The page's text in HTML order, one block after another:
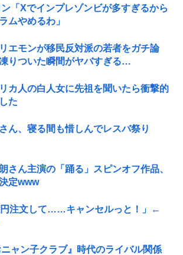
ン「Xでインプレゾンビが多すぎるから
ムやめるわ」
エモンが移民反対派の若者をガチ論
りついた瞬間がヤバすぎる…
カ人の白人女に先祖を聞いたら衝撃的
た
ん、寝る間も惜しんでレスバ祭り
さん主演の「踊る」スピンオフ作品、
定www
円注文して……キャンセルっと！」←
ャン子クラブ』時代のライバル関係